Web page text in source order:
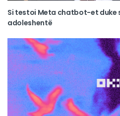
Si testoi Meta chatbot-et duke
adoleshentë